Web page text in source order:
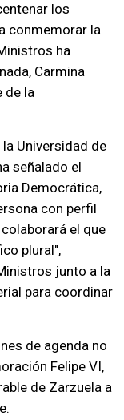
los
conmemorar la
ha
Carmina
de la
Universidad de
señalado el
Democrática,
con perfil
el que
plural",
junto a la
para coordinar
de agenda no
Felipe VI,
de Zarzuela a